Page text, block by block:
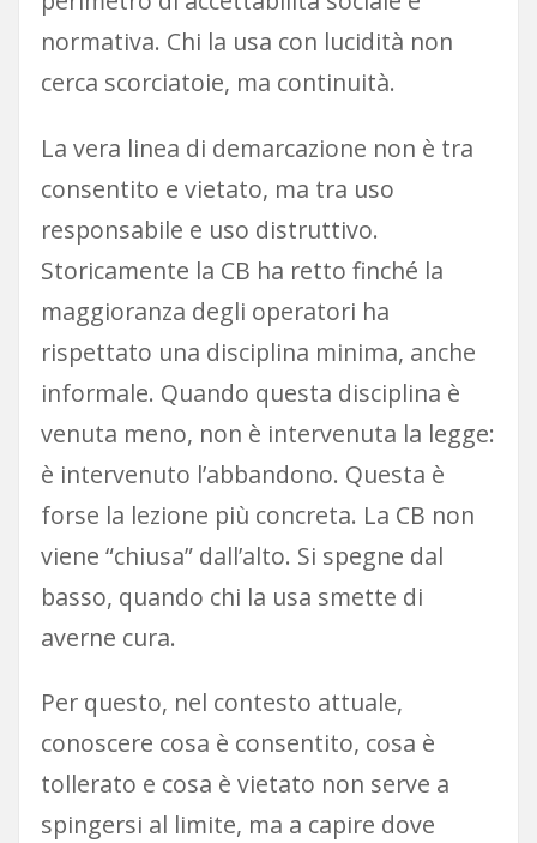
normativa. Chi la usa con lucidità non
cerca scorciatoie, ma continuità.
La vera linea di demarcazione non è tra
consentito e vietato, ma tra uso
responsabile e uso distruttivo.
Storicamente la CB ha retto finché la
maggioranza degli operatori ha
rispettato una disciplina minima, anche
informale. Quando questa disciplina è
venuta meno, non è intervenuta la legge:
è intervenuto l’abbandono. Questa è
forse la lezione più concreta. La CB non
viene “chiusa” dall’alto. Si spegne dal
basso, quando chi la usa smette di
averne cura.
Per questo, nel contesto attuale,
conoscere cosa è consentito, cosa è
tollerato e cosa è vietato non serve a
spingersi al limite, ma a capire dove